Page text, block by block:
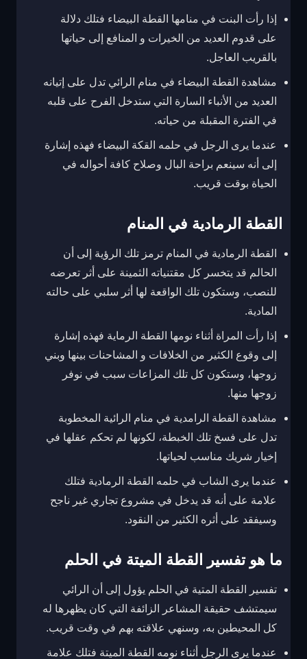
إذا رأت البنت في منامها القطة البيضاء فتلك دلالة
على قدوم العديد من الخيرات و المنافع إلى حياتها
بالقريب العاجل.
مشاهدة القطة البيضاء في منام الرائي تدل على إتيانه
العديد من الأنباء السارة التي ستدخل الفرح على قلبه
في الفترة المقبلة من حياته.
عندما يرى الرجل في حلمه القكة البيضاء فهذه إشارة
إلى أنه سينعم براحة البال وصلاح كافة أحواله في
الحياة بوقت قريب.
القطة الرمادية في المنام
القطة الرمادية في المنام ترمز تلك الرؤية إلى أن
الحالم قد يتخسر كل مقتنياته الثمينة على أثر تعرضه
للنصب، وستكون تلك الواقعة لها أثر سلبي على حالته
المادية.
إذا رأت المراة أثناء نومها القطة الرماية فهذه إشارة
إلى وقوع الكثير من الخلافات و المشاحنات بينها وبني
زوجها، وستكون كل تلك المزاعات سبب في نوفر
زوجها منها.
مشاهدة القطة الرامدية في منام الرائية المخطوبة
تدل على فسخ تلك الخبطة، لكونها لم تحكم عقلها في
إخيار شريك مناسب لحياتها.
عندما يرى الشاب في حلمه القطة الرمادية فتلك
علامة على أنه قد يدخل في مشروع تجاري غير ناجح
وسيفقد على أثره الكثير من النقود.
ما هو تفسير القطة الميتة في الحلم
تفسير القطة المتية في الحلم يؤول إلى أن الرائي
سيمتشف حقيقة المشاعر الزائفة التي كان يظهرها له
كل المحيطين به، وسنهي علاقته بهم في وقت قريب.
عندما يرى الرجل أثناء نومه القطة الميتة فتلك علامة